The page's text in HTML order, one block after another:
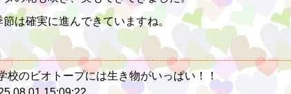
節は確実に進んできていますね。
校のビオトープには生き物がいっぱい！！